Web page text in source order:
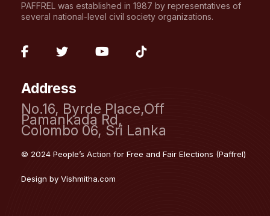
PAFFREL was established in 1987 by representatives of
several national-level civil society organizations.
facebook-
f
fab
twitter
fab
Address
No.16, Byrde Place,Off
Pamankada Rd,
Colombo 06, Sri Lanka
© 2024 People’s Action for Free and Fair Elections (Paffrel)
Design by Vishmitha.com